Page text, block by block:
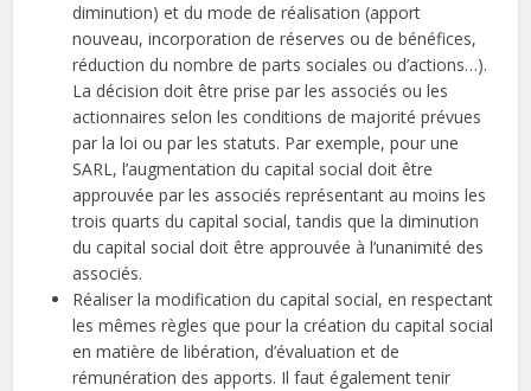
diminution) et du mode de réalisation (apport
nouveau, incorporation de réserves ou de bénéfices,
réduction du nombre de parts sociales ou d’actions…).
La décision doit être prise par les associés ou les
actionnaires selon les conditions de majorité prévues
par la loi ou par les statuts. Par exemple, pour une
SARL, l’augmentation du capital social doit être
approuvée par les associés représentant au moins les
trois quarts du capital social, tandis que la diminution
du capital social doit être approuvée à l’unanimité des
associés.
Réaliser la modification du capital social, en respectant
les mêmes règles que pour la création du capital social
en matière de libération, d’évaluation et de
rémunération des apports. Il faut également tenir